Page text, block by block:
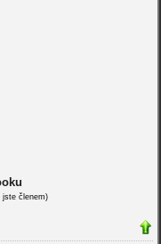
jste členem)